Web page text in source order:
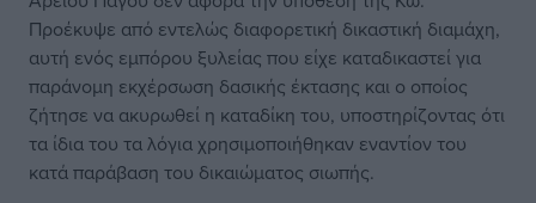
Προέκυψε από εντελώς διαφορετική δικαστική διαμάχη,
αυτή ενός εμπόρου ξυλείας που είχε καταδικαστεί για
παράνομη εκχέρσωση δασικής έκτασης και ο οποίος
ζήτησε να ακυρωθεί η καταδίκη του, υποστηρίζοντας ότι
τα ίδια του τα λόγια χρησιμοποιήθηκαν εναντίον του
κατά παράβαση του δικαιώματος σιωπής.